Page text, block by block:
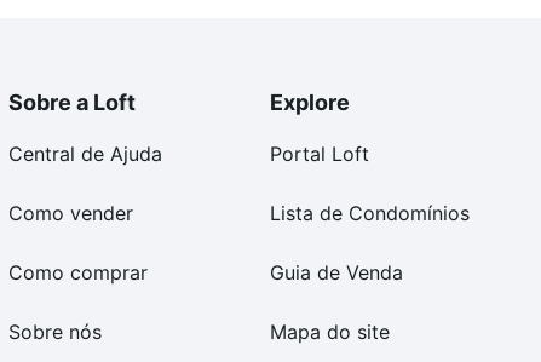
Sobre a Loft
Central de Ajuda
Como vender
Como comprar
Sobre nós
Explore
Portal Loft
Lista de Condomínios
Guia de Venda
Mapa do site